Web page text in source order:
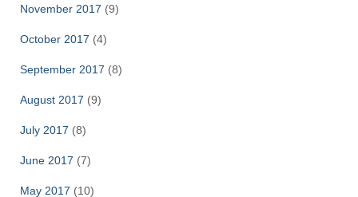
November 2017 (9)
October 2017 (4)
September 2017 (8)
August 2017 (9)
July 2017 (8)
June 2017 (7)
May 2017 (10)